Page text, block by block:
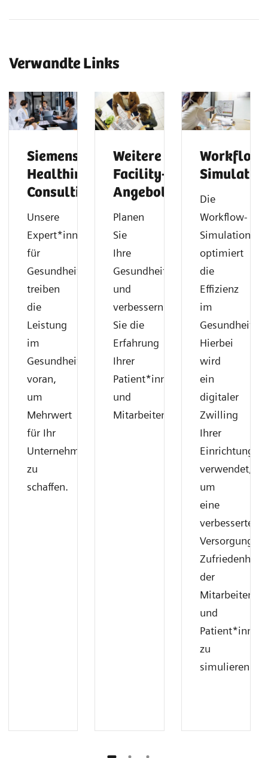
Verwandte Links
Siemens
Healthineers
Consulting
Unsere
Expert*innen
für
Gesundheitsberatung
treiben
die
Leistung
im
Gesundheitswesen
voran,
um
Mehrwert
für Ihr
Unternehmen
zu
schaffen.
Weitere
Facility-
Angebote
Planen
Sie
Ihre
Gesundheitseinrichtungen
und
verbessern
Sie die
Erfahrung
Ihrer
Patient*innen
und
Mitarbeitenden.
Workflow-
Die
Workflow-
Simulation
optimiert
die
Effizienz
im
Hierbei
wird
ein
digitaler
Zwilling
Ihrer
Einrichtung
verwendet,
um
eine
verbesserte
Versorgung,
Zufriedenheit
der
und
zu
simulieren.